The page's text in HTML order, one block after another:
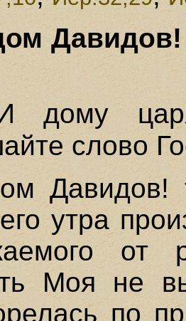
Давидов!
дому
слово
Давидов!
утра
от
Моя не
по